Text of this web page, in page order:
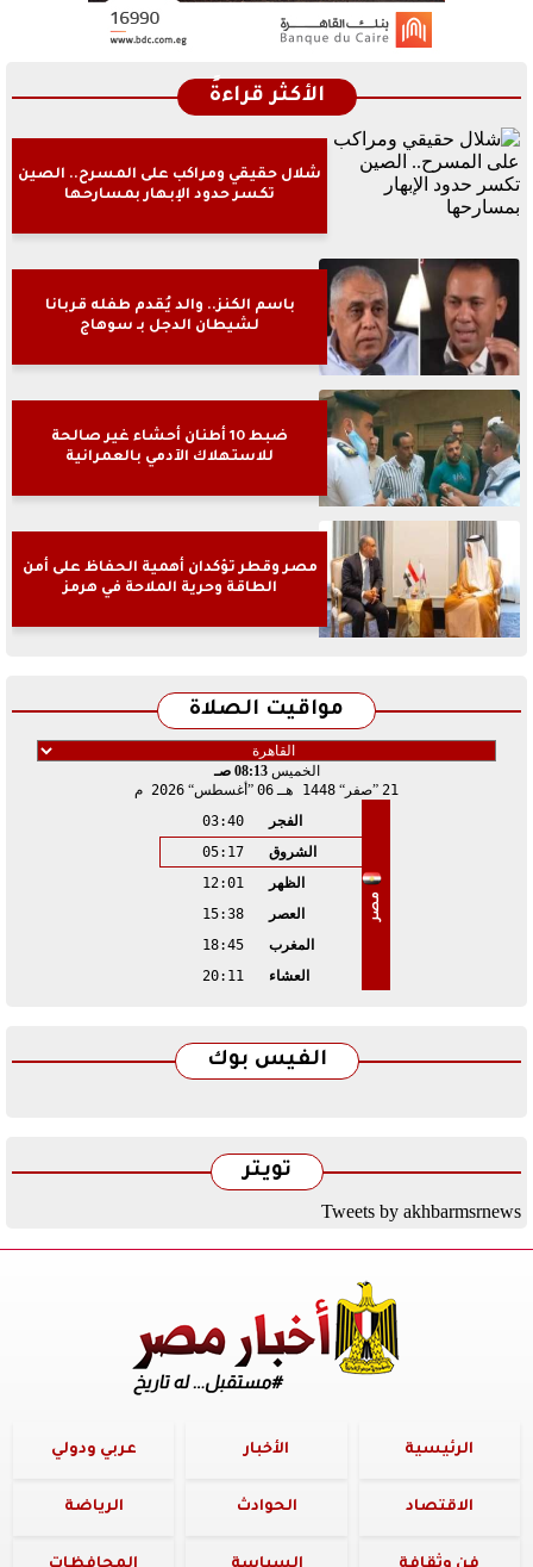
الأكثر قراءةً
شلال حقيقي ومراكب على المسرح.. الصين
تكسر حدود الإبهار بمسارحها
باسم الكنز.. والد يُقدم طفله قربانا
لشيطان الدجل بـ سوهاج
ضبط 10 أطنان أحشاء غير صالحة
للاستهلاك الآدمي بالعمرانية
مصر وقطر تؤكدان أهمية الحفاظ على أمن
الطاقة وحرية الملاحة في هرمز
مواقيت الصلاة
الخميس08:13 صـ
21
صفر 1448 هـ 06 أغسطس 2026 م
مصر
الفجر
03:40
الشروق
05:17
الظهر
12:01
العصر
15:38
المغرب
18:45
العشاء
20:11
الفيس بوك
تويتر
Tweets by akhbarmsrnews
الرئيسية الأخبار عربي ودولي
الاقتصاد الحوادث الرياضة